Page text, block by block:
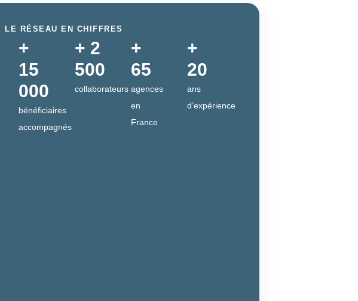
LE RÉSEAU EN CHIFFRES
+
15
000
bénéficiaires
accompagnés
+ 2
500
collaborateurs
+
65
agences
en
France
+
20
ans
d’expérience